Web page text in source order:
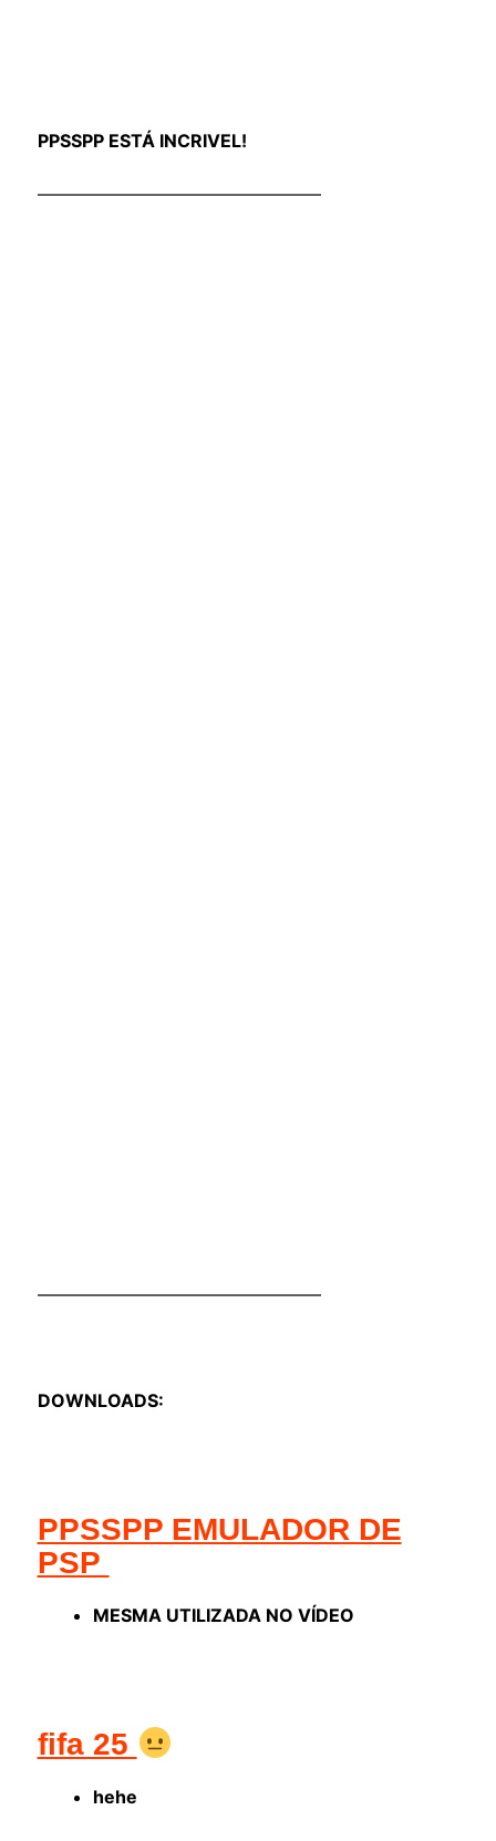
PPSSPP ESTÁ INCRIVEL!
————————————————
————————————————
DOWNLOADS:
PPSSPP EMULADOR DE
PSP
MESMA UTILIZADA NO VÍDEO
fifa 25
hehe